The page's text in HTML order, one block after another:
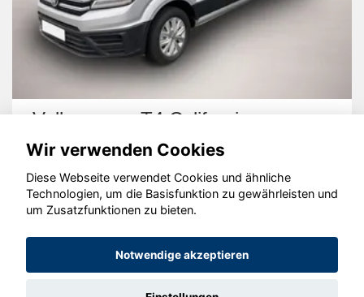
Volkswagen T4 California
© konjunkturmotor.de GmbH 2020 - 2026
Wir verwenden Cookies
Diese Webseite verwendet Cookies und ähnliche
Technologien, um die Basisfunktion zu gewährleisten und
um Zusatzfunktionen zu bieten.
Notwendige akzeptieren